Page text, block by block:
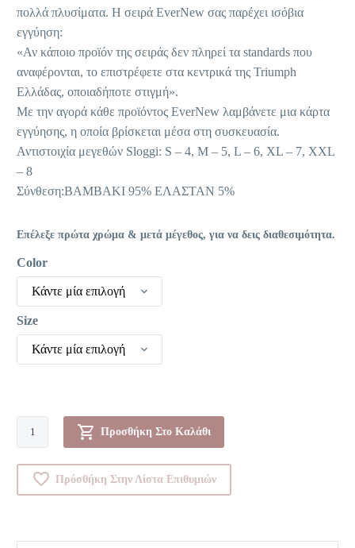
πολλά πλυσίματα. Η σειρά EverNew σας παρέχει ισόβια
εγγύηση:
«Αν κάποιο προϊόν της σειράς δεν πληρεί τα standards που
αναφέρονται, το επιστρέφετε στα κεντρικά της Triumph
Ελλάδας, οποιαδήποτε στιγμή».
Με την αγορά κάθε προϊόντος EverNew λαμβάνετε μια κάρτα
εγγύησης, η οποία βρίσκεται μέσα στη συσκευασία.
Αντιστοιχία μεγεθών Sloggi: S – 4, M – 5, L – 6, XL – 7, XXL
– 8
Σύνθεση:ΒΑΜΒΑΚΙ 95% ΕΛΑΣΤΑΝ 5%
Επέλεξε πρώτα χρώμα & μετά μέγεθος, για να δεις διαθεσιμότητα.
Color
Κάντε μία επιλογή
Size
Κάντε μία επιλογή
Boxer
-
Evernew
ποσότητα
Προσθήκη Στο Καλάθι
Πρόσθήκη Στην Λίστα Επιθυμιών